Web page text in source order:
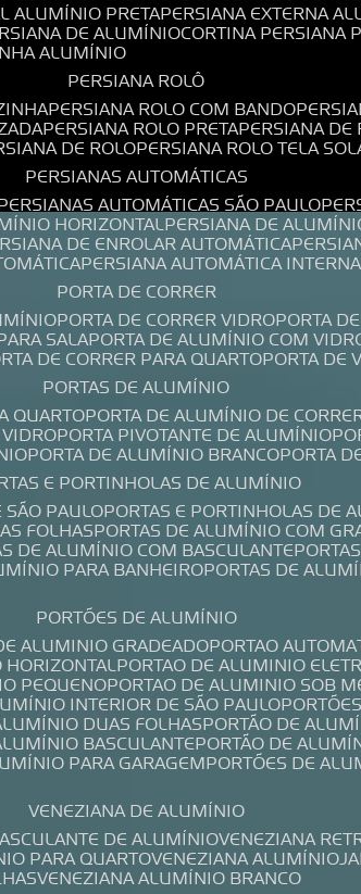
ALUMÍNIO PRETA PERSIANA EXTERNA
DE ALUMÍNIO CORTINA
ALUMÍNIO
PERSIANA ROLÔ
PERSIANA ROLO COM BANDO
PERSIANA ROLO PRETA PERSIANA
DE ROLO PERSIANA ROLO TELA
PERSIANAS AUTOMÁTICAS
PERSIANAS AUTOMÁTICAS SÃO PAULO
HORIZONTAL PERSIANA DE
DE ENROLAR AUTOMÁTICA
PERSIANA AUTOMÁTICA INTERNA
PORTA DE CORRER
PORTA DE CORRER VIDRO PORTA
SALA PORTA DE ALUMÍNIO COM
DE CORRER PARA QUARTO PORTA
PORTAS DE ALUMÍNIO
QUARTO PORTA DE ALUMÍNIO DE
PORTA PIVOTANTE DE ALUMÍNIO
PORTA DE ALUMÍNIO BRANCO PORTA
E PORTINHOLAS DE ALUMÍNIO
SÃO PAULO PORTAS E PORTINHOLAS DE
FOLHAS PORTAS DE ALUMÍNIO COM
DE ALUMÍNIO COM BASCULANTE
PARA BANHEIRO PORTAS DE
PORTÕES DE ALUMÍNIO
ALUMINIO GRADEADO PORTAO
HORIZONTAL PORTAO DE ALUMINIO
PEQUENO PORTAO DE ALUMINIO SOB
INTERIOR DE SÃO PAULO
DUAS FOLHAS PORTÃO DE
BASCULANTE PORTÃO DE
PARA GARAGEM PORTÕES DE
VENEZIANA DE ALUMÍNIO
DE ALUMÍNIO VENEZIANA
PARA QUARTO VENEZIANA ALUMÍNIO
VENEZIANA ALUMÍNIO BRANCO